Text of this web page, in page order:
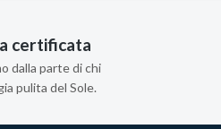
certificata
dalla parte di chi
pulita del Sole.